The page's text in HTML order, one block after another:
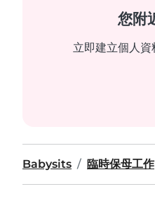
您附
立即建立個人資
Babysits 臨時保母工作